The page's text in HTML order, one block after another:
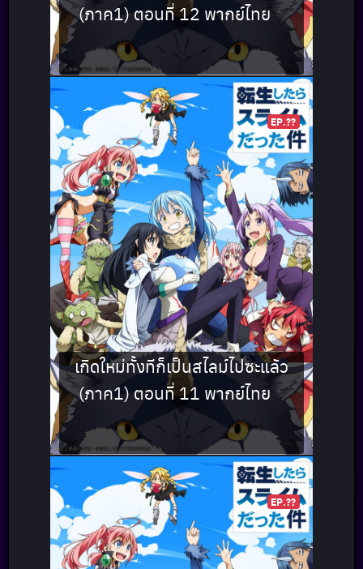
(ภาค1) ตอนที่ 12 พากย์ไทย
EP.??
เกิดใหม่ทั้งทีก็เป็นสไลม์ไปซะแล้ว
(ภาค1) ตอนที่ 11 พากย์ไทย
EP.??